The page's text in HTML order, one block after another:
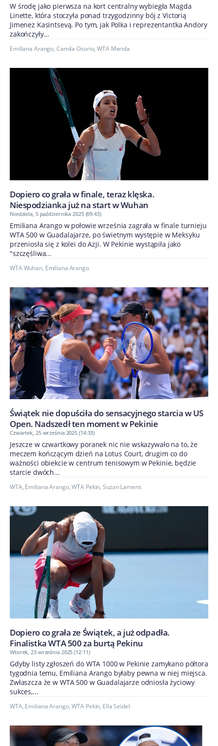
W środę jako pierwsza na kort centralny wybiegła Magda
Linette, która stoczyła ponad trzygodzinny bój z Victorią
Jimenez Kasintsevą. Po tym, jak Polka i reprezentantka Andory
zakończyły...
Emiliana Arango, Camila Osorio,WTA Merida
Dopiero co grała w finale, teraz klęska.
Niespodzianka już na start w Wuhan
Niedziela, 5 października 2025 (09:43)
Emiliana Arango w połowie września zagrała w finale turnieju
WTA 500 w Guadalajarze, po świetnym występie w Meksyku
przeniosła się z kolei do Azji. W Pekinie wystąpiła jako
"szczęśliwa...
WTA Wuhan, Emiliana Arango
Świątek nie dopuściła do sensacyjnego starcia w US
Open. Nadszedł ten moment w Pekinie
Czwartek, 25 września 2025 (14:33)
Jeszcze w czwartkowy poranek nic nie wskazywało na to, że
meczem kończącym dzień na Lotus Court, drugim co do
ważności obiekcie w centrum tenisowym w Pekinie, będzie
starcie dwóch...
WTA, Emiliana Arango,WTA Pekin,Suzan Lamens
Dopiero co grała ze Świątek, a już odpadła.
Finalistka WTA 500 za burtą Pekinu
Wtorek, 23 września 2025 (12:11)
Gdyby listy zgłoszeń do WTA 1000 w Pekinie zamykano półtora
tygodnia temu, Emiliana Arango byłaby pewna w niej miejsca.
Zwłaszcza że w WTA 500 w Guadalajarze odniosła życiowy
sukces,...
WTA, Emiliana Arango,WTA Pekin, Ella Seidel